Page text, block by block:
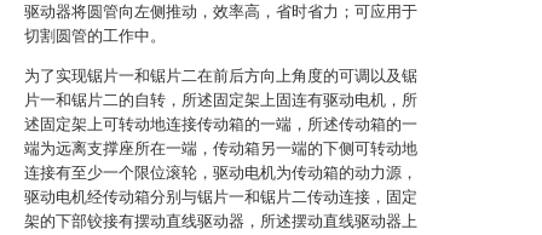
驱动器将圆管向左侧推动，效率高，省时省力；可应用于
切割圆管的工作中。
为了实现锯片一和锯片二在前后方向上角度的可调以及锯
片一和锯片二的自转，所述固定架上固连有驱动电机，所
述固定架上可转动地连接传动箱的一端，所述传动箱的一
端为远离支撑座所在一端，传动箱另一端的下侧可转动地
连接有至少一个限位滚轮，驱动电机为传动箱的动力源，
驱动电机经传动箱分别与锯片一和锯片二传动连接，固定
架的下部铰接有摆动直线驱动器，所述摆动直线驱动器上